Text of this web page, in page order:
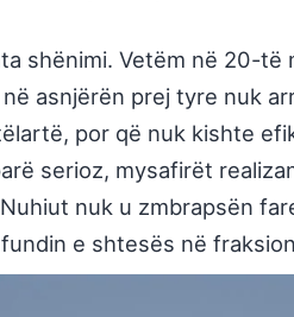
shënimi. Vetëm në 20-
asnjërën prej tyre nuk
por që nuk kishte
serioz, mysafirët
nuk u zmbrapsën
e shtesës në